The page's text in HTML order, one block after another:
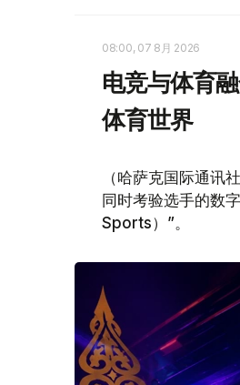
08:00, 07 8月 2026
电竞与体育
体育世界
（哈萨克国际通讯
同时考验选手的数
Sports）”。